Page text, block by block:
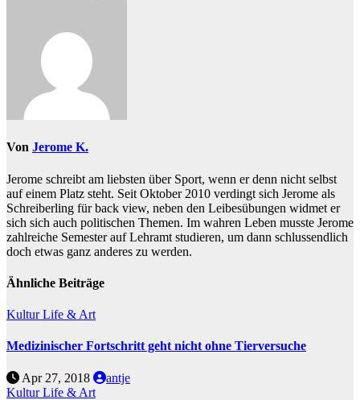
Von Jerome K.
Jerome schreibt am liebsten über Sport, wenn er denn nicht selbst
auf einem Platz steht. Seit Oktober 2010 verdingt sich Jerome als
Schreiberling für back view, neben den Leibesübungen widmet er
sich sich auch politischen Themen. Im wahren Leben musste Jerome
zahlreiche Semester auf Lehramt studieren, um dann schlussendlich
doch etwas ganz anderes zu werden.
Ähnliche Beiträge
KulturLife & Art
Medizinischer Fortschritt geht nicht ohne Tierversuche
Apr 27, 2018
antje
KulturLife & Art